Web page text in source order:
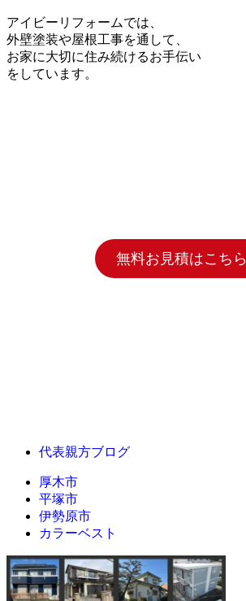
アイビーリフォームでは、
外壁塗装や屋根工事を通して、
お家に大切に住み続けるお手伝い
をしています。
無料お見積はこちら
代表親方ブログ
厚木市
平塚市
伊勢原市
カラーベスト